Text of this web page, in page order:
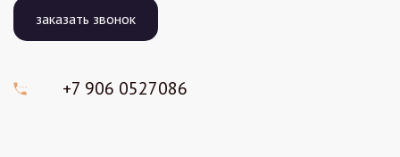
заказать звонок
+7 906 0527086